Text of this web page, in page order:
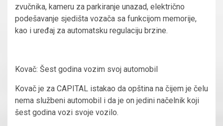
zvučnika, kameru za parkiranje unazad, električno
podešavanje sjedišta vozača sa funkcijom memorije,
kao i uređaj za automatsku regulaciju brzine.
Kovač: Šest godina vozim svoj automobil
Kovač je za CAPITAL istakao da opština na čijem je čelu
nema službeni automobil i da je on jedini načelnik koji
šest godina vozi svoje vozilo.